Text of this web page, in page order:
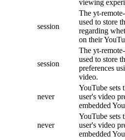
viewing
session
The yt-
used to store
regarding
on their
session
The yt-
used to store
preferences
video.
never
YouTube sets
user's video
embedded
never
YouTube sets
user's video
embedded